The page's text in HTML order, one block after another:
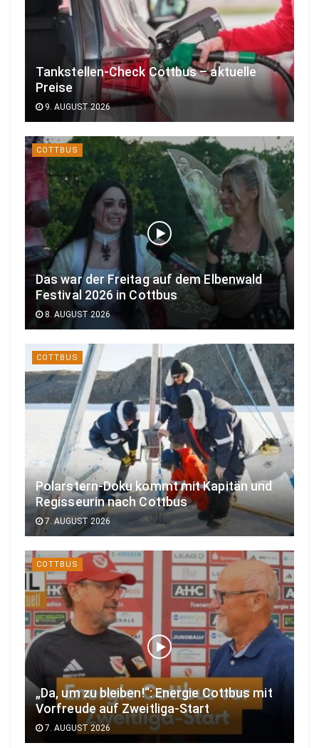
Tankstellen-Check Cottbus – aktuelle
Preise
9. AUGUST 2026
COTTBUS
Das war der Freitag auf dem Elbenwald
Festival 2026 in Cottbus
8. AUGUST 2026
COTTBUS
Polarstern-Doku kommt mit Kapitän und
Regisseurin nach Cottbus
7. AUGUST 2026
COTTBUS
„Da, um zu bleiben!“: Energie Cottbus mit
Vorfreude auf Zweitliga-Start
7. AUGUST 2026